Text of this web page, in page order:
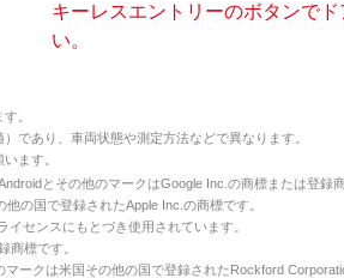
キーレスエントリーのボタンで
い。
。
であり、車両状態や測定方法などで異なります。
ます。
とその他のマークはGoogle Inc.の商標または登録商
の国で登録されたApple Inc.の商標です。
センスにもとづき使用されています。
商標です。
ークは米国その他の国で登録されたRockford